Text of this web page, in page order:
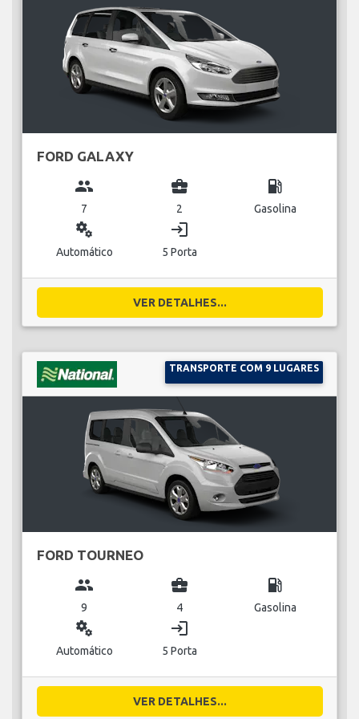
FORD GALAXY
group
7
business_center
2
local_gas_station
Gasolina
miscellaneous_services
Automático
login
5 Porta
VER DETALHES...
TRANSPORTE COM 9 LUGARES
FORD TOURNEO
group
9
business_center
4
local_gas_station
Gasolina
miscellaneous_services
Automático
login
5 Porta
VER DETALHES...